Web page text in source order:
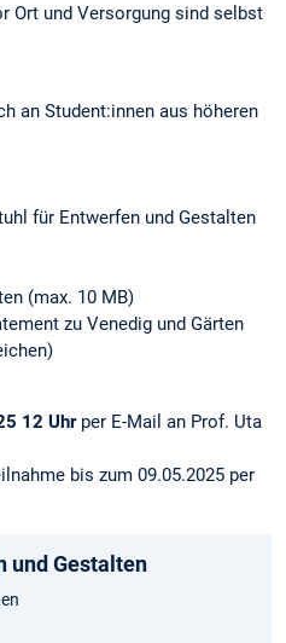
Ort und Versorgung sind selbst
an Student:innen aus höheren
für Entwerfen und Gestalten
(max. 10 MB)
zu Venedig und Gärten
12 Uhrper E-Mail an Prof. Uta
bis zum 09.05.2025 per
und Gestalten